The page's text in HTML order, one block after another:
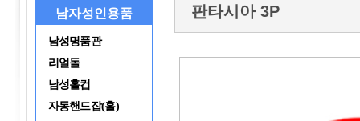
남자성인용품
남성명품관
리얼돌
남성홀컵
자동핸드잡(홀)
판타시아 3P